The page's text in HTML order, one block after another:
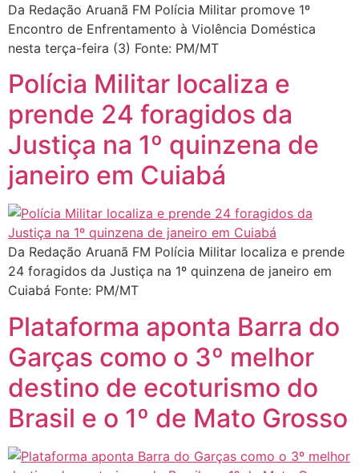
Da Redação Aruanã FM Polícia Militar promove 1º
Encontro de Enfrentamento à Violência Doméstica
nesta terça-feira (3) Fonte: PM/MT
Polícia Militar localiza e
prende 24 foragidos da
Justiça na 1º quinzena de
janeiro em Cuiabá
Da Redação Aruanã FM Polícia Militar localiza e prende
24 foragidos da Justiça na 1º quinzena de janeiro em
Cuiabá Fonte: PM/MT
Plataforma aponta Barra do
Garças como o 3º melhor
destino de ecoturismo do
Brasil e o 1º de Mato Grosso